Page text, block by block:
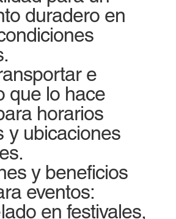
duradero en
e
que lo hace
horarios
y ubicaciones
y beneficios
eventos:
en festivales,